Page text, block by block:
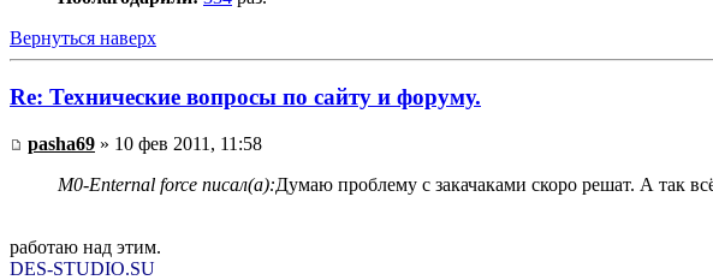
Вернуться наверх
Re: Технические вопросы по сайту и форуму.
pasha69 » 10 фев 2011, 11:58
M0-Enternal force писал(а):Думаю проблему с закачаками скоро решат. А так
работаю над этим.
DES-STUDIO.SU